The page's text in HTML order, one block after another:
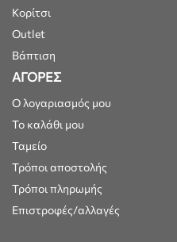
Κορίτσι
Outlet
Βάπτιση
ΑΓΟΡΕΣ
Ο λογαριασμός μου
Το καλάθι μου
Ταμείο
Τρόποι αποστολής
Τρόποι πληρωμής
Επιστροφές/αλλαγές